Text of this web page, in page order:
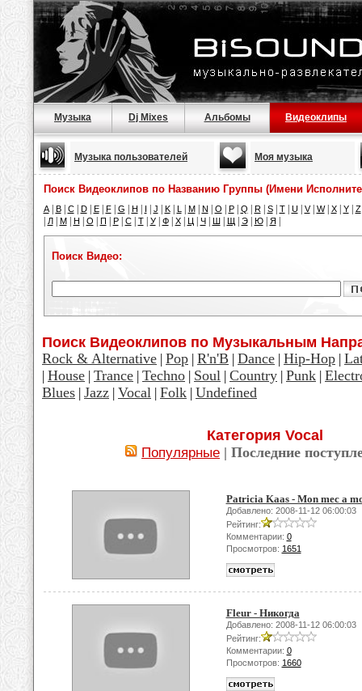
Музыка Dj Mixes Альбомы Видеоклипы
Музыка пользователей Моя музыка
Поиск Видеоклипов по Названию Группы (Имени
A| B| C| D| E| F| G H I J K| L | M| N O P| Q R| S| T| U| V| W| X| Y| Z
Л| М| Н О П Р| С| Т| У| Ф| Х| Ц| Ч| Ш| Щ| Э| Ю| Я
Поиск Видео:
Поиск Видеоклипов по Музыкальным
Rock & Alternative | Pop | R'n'B | Dance | Hip-Hop |
| House | Trance | Techno | Soul | Country | Punk |
Blues | Jazz | Vocal | Folk | Undefined
Категория Vocal
Популярные | Последние
Patricia Kaas - Mon mec a
Добавлено: 2008-11-12 06:00:03
Рейтинг:
Комментарии: 0
Просмотров: 1651
Fleur - Никогда
Добавлено: 2008-11-12 06:00:03
Рейтинг:
Комментарии: 0
Просмотров: 1660